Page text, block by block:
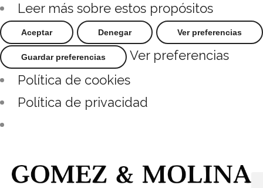
Leer más sobre estos propósitos
Aceptar Denegar Ver preferencias
Guardar preferencias
Ver preferencias
Política de cookies
Política de privacidad